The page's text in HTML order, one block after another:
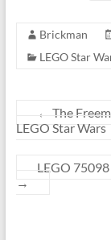
Brickman
LEGO Star
←
The
LEGO Star Wars
LEGO
→